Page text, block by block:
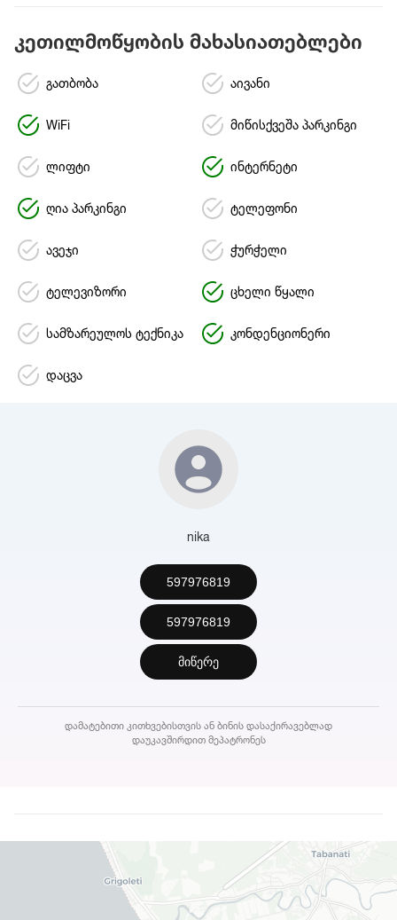
კეთილმოწყობის მახასიათებლები
გათბობა აივანი
WiFi მიწისქვეშა პარკინგი
ლიფტი ინტერნეტი
ღია პარკინგი ტელეფონი
ავეჯი ჭურჭელი
ტელევიზორი ცხელი წყალი
სამზარეულოს ტექნიკა კონდენციონერი
დაცვა
nika
597976819
597976819
მიწერე
დამატებითი კითხვებისთვის ან ბინის დასაქირავებლად
დაუკავშირდით მეპატრონეს